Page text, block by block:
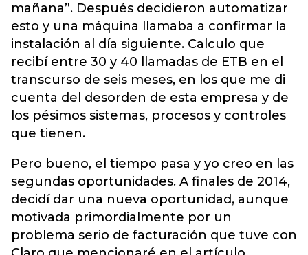
mañana”. Después decidieron automatizar
esto y una máquina llamaba a confirmar la
instalación al día siguiente. Calculo que
recibí entre 30 y 40 llamadas de ETB en el
transcurso de seis meses, en los que me di
cuenta del desorden de esta empresa y de
los pésimos sistemas, procesos y controles
que tienen.
Pero bueno, el tiempo pasa y yo creo en las
segundas oportunidades. A finales de 2014,
decidí dar una nueva oportunidad, aunque
motivada primordialmente por un
problema serio de facturación que tuve con